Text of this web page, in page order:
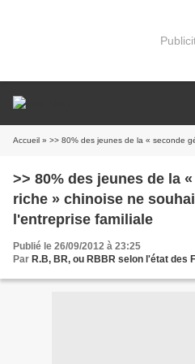
Accueil » >> 80% des jeunes de la « seconde génération riche »
>> 80% des jeunes de la
riche » chinoise ne
l'entreprise familiale
Publié le 26/09/2012 à 23:25
Par R.B, BR, ou RBBR selon l'état des